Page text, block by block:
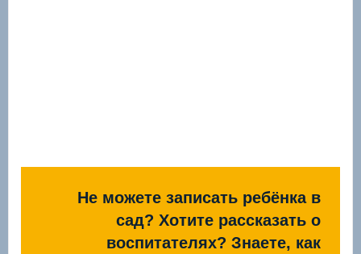
Не можете записать ребёнка в
сад? Хотите рассказать о
воспитателях? Знаете, как